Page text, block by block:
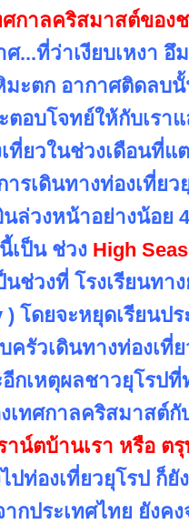
ศกาลคริสมาสต์ของ
ศ...ที่ว่าเงียบเหงา
ะตก อากาศติดลบนั้
อบโจทย์ให้กับเรา
ที่ยวในช่วงเดือนที่แ
เดินทางท่องเที่ยว
ล่วงหน้าอย่างน้อย
เป็น ช่วง High
นช่วงที่ โรงเรียนทา
) โดยจะหยุดเรียน
ครัวเดินทางท่องเ
อีกเหตุผลชาวยุโรป
เทศกาลคริสมาสต์
าน์ตบ้านเรา หรือ ต
ท่องเที่ยวยุโรป ก็ยั
กประเทศไทย ยังค